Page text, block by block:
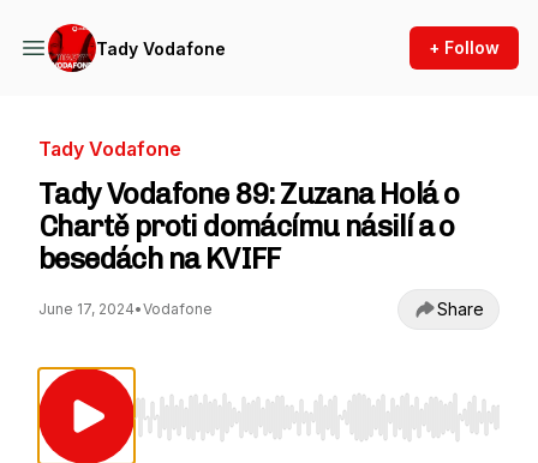
Tady Vodafone + Follow
Tady Vodafone
Tady Vodafone 89: Zuzana Holá o
Chartě proti domácímu násilí a o
besedách na KVIFF
June 17, 2024•Vodafone Share
Use Left/Right to seek, Home/End to jump